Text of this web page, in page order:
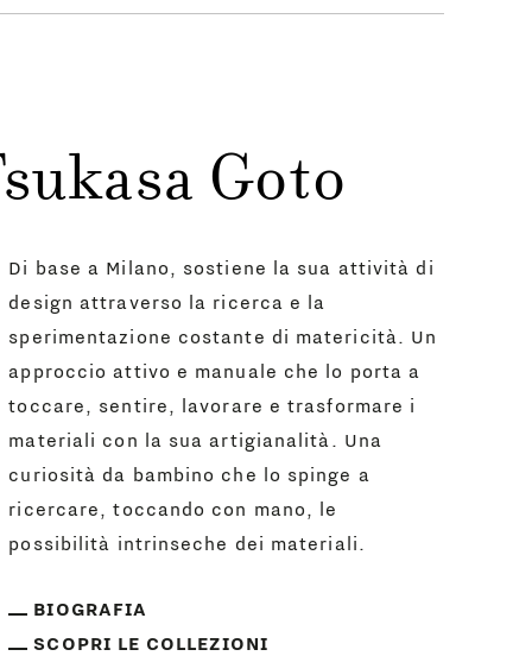
Goto
Di base a Milano, sostiene la sua attività di
design attraverso la ricerca e la
sperimentazione costante di matericità. Un
approccio attivo e manuale che lo porta a
toccare, sentire, lavorare e trasformare i
materiali con la sua artigianalità. Una
curiosità da bambino che lo spinge a
ricercare, toccando con mano, le
possibilità intrinseche dei materiali.
BIOGRAFIA
SCOPRI LE COLLEZIONI